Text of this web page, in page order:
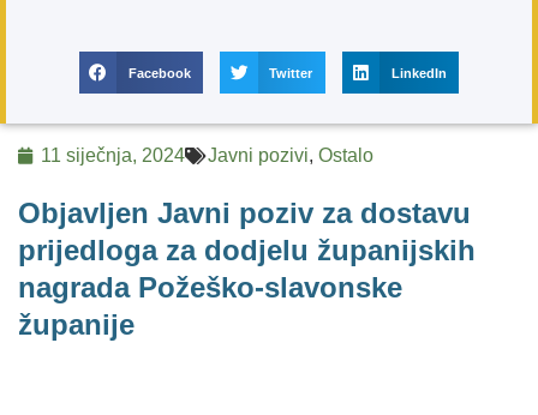
Facebook Twitter LinkedIn
11 siječnja, 2024 Javni pozivi, Ostalo
Objavljen Javni poziv za dostavu
prijedloga za dodjelu županijskih
nagrada Požeško-slavonske
županije